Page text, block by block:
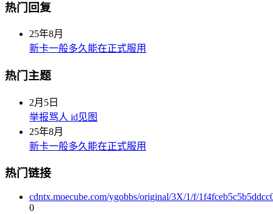
热门回复
25年8月
新卡一般多久能在正式服用
热门主题
2月5日
举报骂人 id见图
25年8月
新卡一般多久能在正式服用
热门链接
cdntx.moecube.com/ygobbs/original/3X/1/f/
0